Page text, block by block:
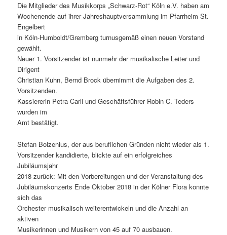
Die Mitglieder des Musikkorps „Schwarz-Rot“ Köln e.V. haben am
Wochenende auf ihrer Jahreshauptversammlung im Pfarrheim St.
Engelbert
in Köln-Humboldt/Gremberg turnusgemäß einen neuen Vorstand
gewählt.
Neuer 1. Vorsitzender ist nunmehr der musikalische Leiter und
Dirigent
Christian Kuhn, Bernd Brock übernimmt die Aufgaben des 2.
Vorsitzenden.
Kassiererin Petra Carll und Geschäftsführer Robin C. Teders
wurden im
Amt bestätigt.
Stefan Bolzenius, der aus beruflichen Gründen nicht wieder als 1.
Vorsitzender kandidierte, blickte auf ein erfolgreiches
Jubiläumsjahr
2018 zurück: Mit den Vorbereitungen und der Veranstaltung des
Jubiläumskonzerts Ende Oktober 2018 in der Kölner Flora konnte
sich das
Orchester musikalisch weiterentwickeln und die Anzahl an
aktiven
Musikerinnen und Musikern von 45 auf 70 ausbauen.